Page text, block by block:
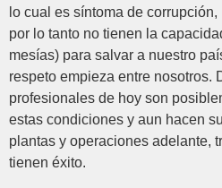
lo cual es síntoma de
por lo tanto no tienen la
mesías) para salvar a nuestro
respeto empieza entre nosotros.
profesionales de hoy son
estas condiciones y aun hacen
plantas y operaciones adelante,
tienen éxito.